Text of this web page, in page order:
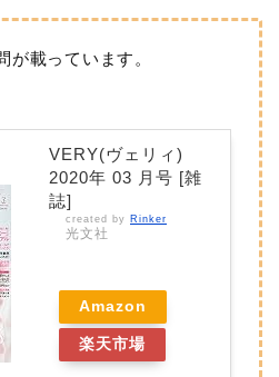
が載っています。
VERY(ヴェリィ)
2020年 03 月号 [雑
誌]
created by Rinker
光文社
Amazon
楽天市場